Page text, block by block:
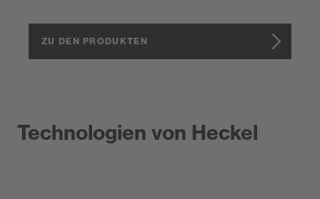
ZU DEN PRODUKTEN
Technologien von Heckel